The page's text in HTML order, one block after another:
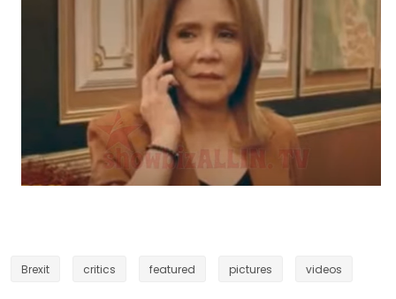
Brexit critics featured pictures videos